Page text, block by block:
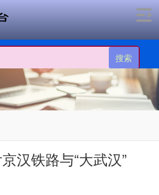
搜索
汉铁路与“大武汉”